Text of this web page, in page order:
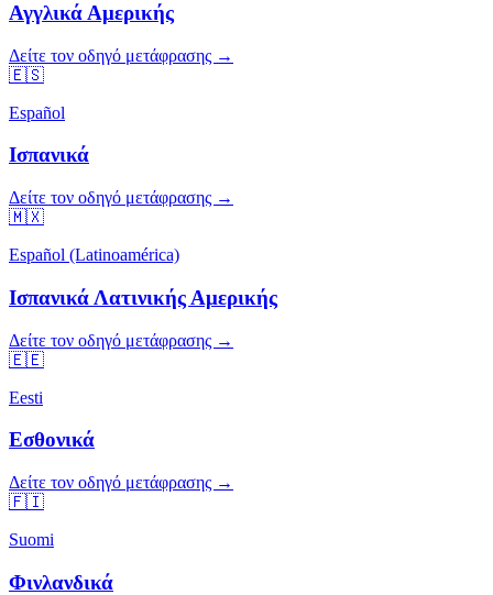
Αγγλικά Αμερικής
Δείτε τον οδηγό μετάφρασης →
🇪🇸
Español
Ισπανικά
Δείτε τον οδηγό μετάφρασης →
🇲🇽
Español (Latinoamérica)
Ισπανικά Λατινικής Αμερικής
Δείτε τον οδηγό μετάφρασης →
🇪🇪
Eesti
Εσθονικά
Δείτε τον οδηγό μετάφρασης →
🇫🇮
Suomi
Φινλανδικά